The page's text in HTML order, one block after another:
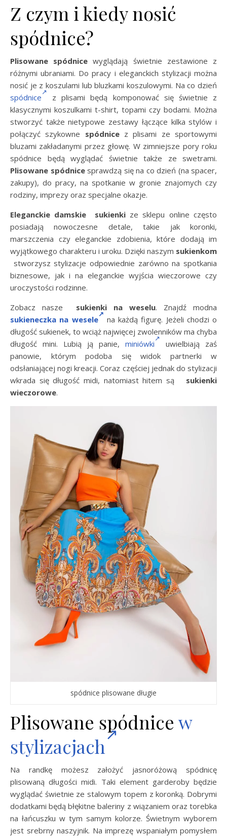
Z czym i kiedy nosić
spódnice?
Plisowane spódnice wyglądają świetnie zestawione z
różnymi ubraniami. Do pracy i eleganckich stylizacji można
nosić je z koszulami lub bluzkami koszulowymi. Na co dzień
spódnice
z plisami będą komponować się świetnie z
klasycznymi koszulkami t-shirt, topami czy bodami. Można
stworzyć także nietypowe zestawy łączące kilka stylów i
połączyć szykowne spódnicez plisami ze sportowymi
bluzami zakładanymi przez głowę. W zimniejsze pory roku
spódnice będą wyglądać świetnie także ze swetrami.
Plisowane spódnicesprawdzą się na co dzień (na spacer,
zakupy), do pracy, na spotkanie w gronie znajomych czy
rodziny, imprezy oraz specjalne okazje.
Eleganckie damskie sukienkize sklepu online często
posiadają nowoczesne detale, takie jak koronki,
marszczenia czy eleganckie zdobienia, które dodają im
wyjątkowego charakteru i uroku. Dzięki naszym sukienkom
stworzysz stylizacje odpowiednie zarówno na spotkania
biznesowe, jak i na eleganckie wyjścia wieczorowe czy
uroczystości rodzinne.
Zobacz nasze sukienki na weselu. Znajdź modna
sukieneczka na wesele
na każdą figurę. Jeżeli chodzi o
długość sukienek, to wciąż najwięcej zwolenników ma chyba
długość mini. Lubią ją panie, miniówki
uwielbiają zaś
panowie, którym podoba się widok partnerki w
odsłaniającej nogi kreacji. Coraz częściej jednak do stylizacji
wkrada się długość midi, natomiast hitem są sukienki
wieczorowe.
spódnice plisowane długie
Plisowane spódnice w
stylizacjach
Na randkę możesz założyć jasnoróżową spódnicę
plisowaną długości midi. Taki element garderoby będzie
wyglądać świetnie ze stalowym topem z koronką. Dobrymi
dodatkami będą błękitne baleriny z wiązaniem oraz torebka
na łańcuszku w tym samym kolorze. Świetnym wyborem
jest srebrny naszyjnik. Na imprezę wspaniałym pomysłem